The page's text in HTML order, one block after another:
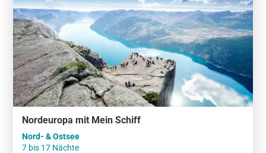
Nordeuropa mit Mein Schiff
Nord- & Ostsee
7 bis 17 Nächte